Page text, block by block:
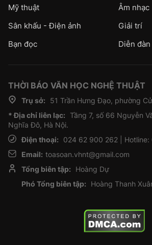
Mỹ thuật
Âm nhạc
Sân khấu - Điện ảnh
Giải trí
Bạn đọc
Diễn đàn
THỜI BÁO VĂN HỌC NGHỆ THUẬT
Trụ sở:
51 Trần Hưng Đạo, phường
* Địa chỉ liên lạc: Tầng 7, số 66 Nguyễn
Nghĩa Đô, Hà Nội.
Điện thoại:
024 62 900 262 | Hotline:
Email: toasoan.vhnt@gmail.com
Tổng biên tập:
Hoàng Dự
Phó Tổng biên tập:
Hoàng Thanh